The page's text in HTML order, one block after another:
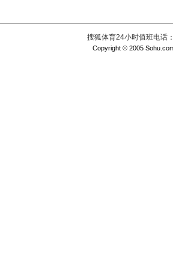
搜狐体育24小时值班电话
Copyright © 2005